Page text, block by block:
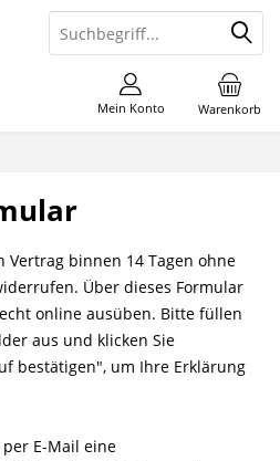
Warenkorb
Mein Konto
Vertrag binnen 14 Tagen ohne
Über dieses Formular
online ausüben. Bitte füllen
aus und klicken Sie
bestätigen", um Ihre Erklärung
E-Mail eine